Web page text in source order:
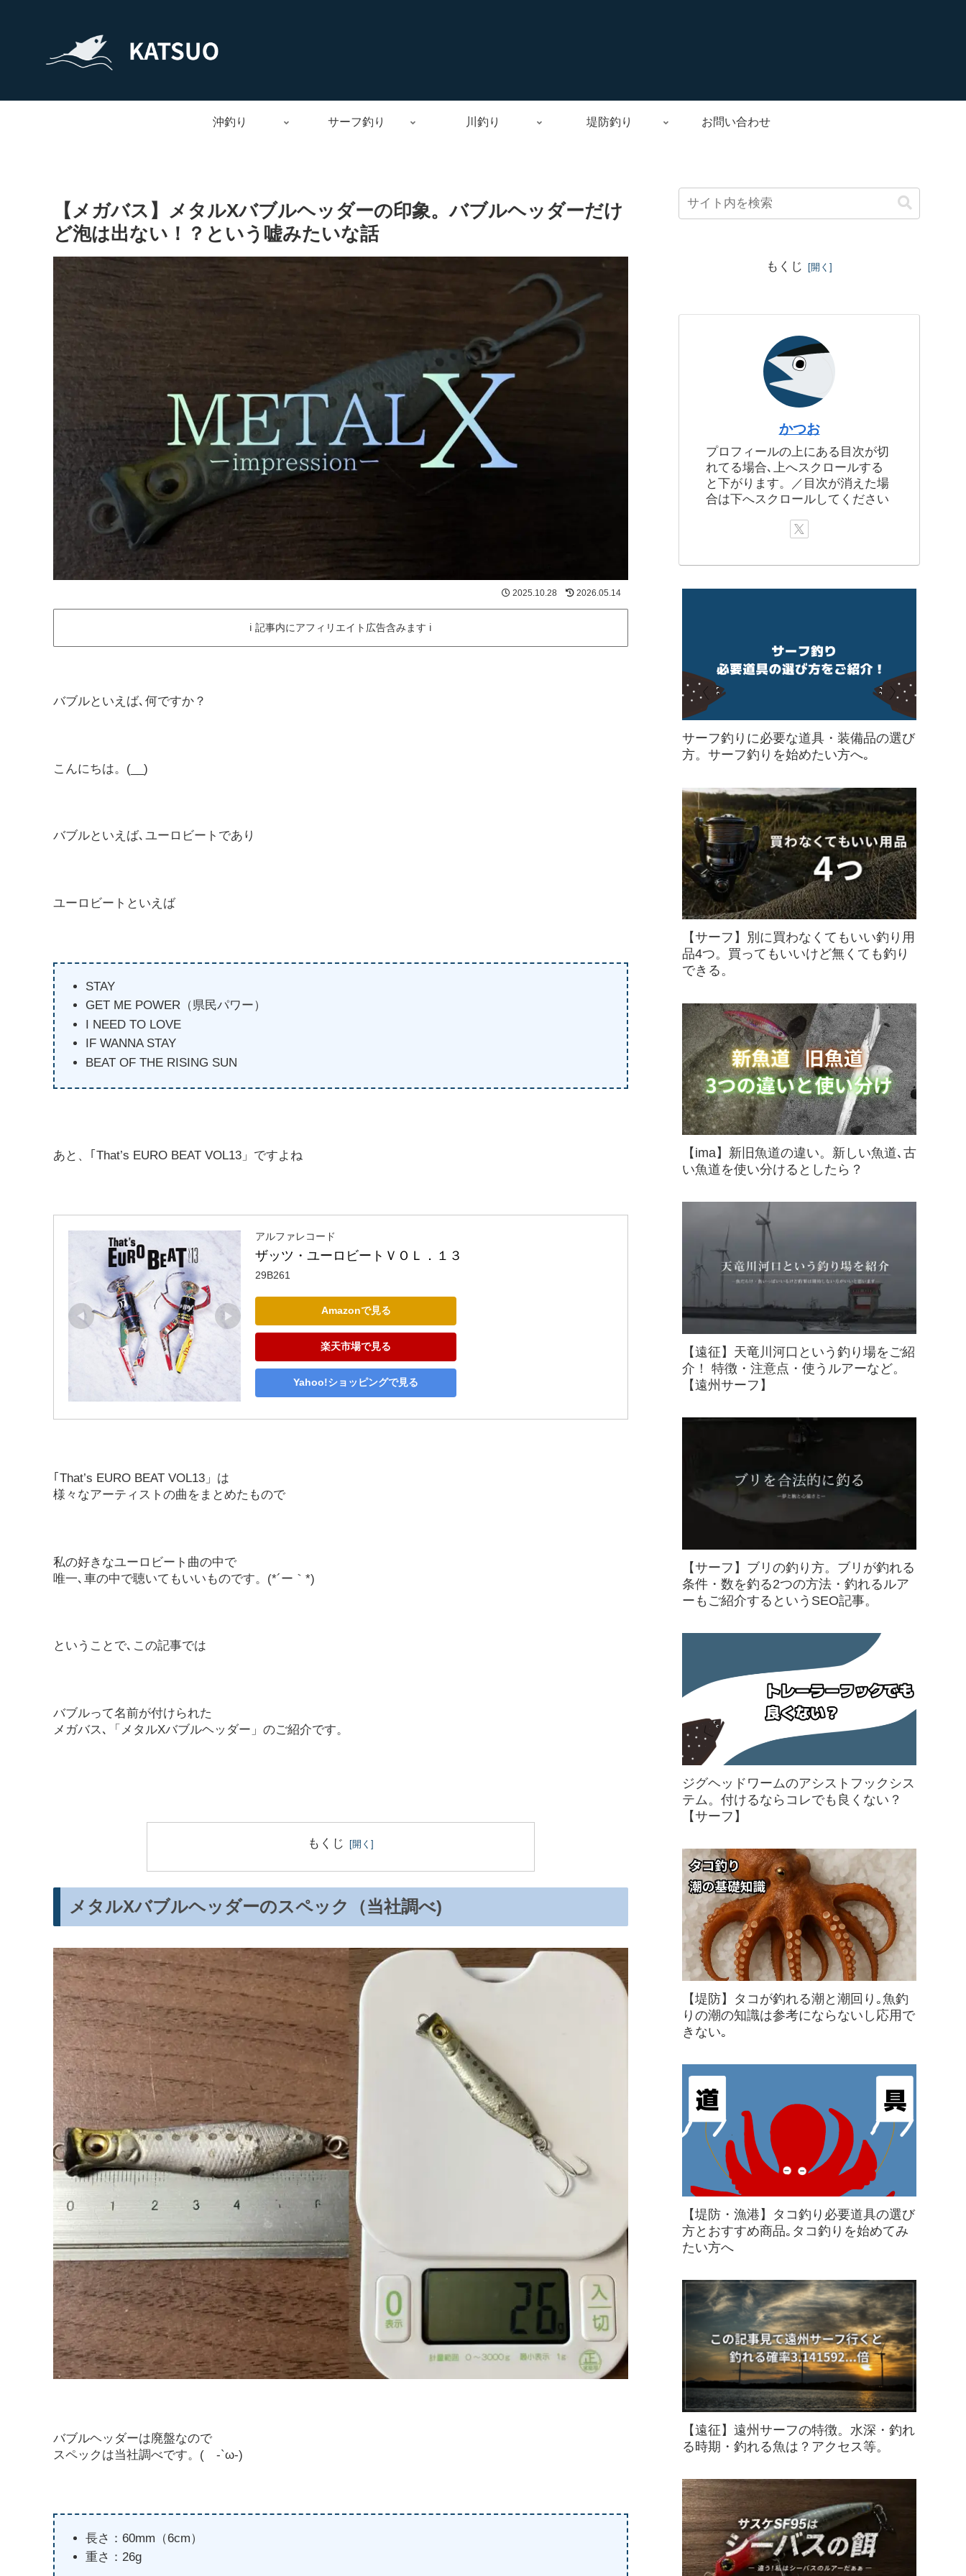
沖釣り サーフ釣り 川釣り 堤防釣り お問い合わせ
【メガバス】メタルXバブルヘッダーの印象。バブルヘッダーだけ
ど泡は出ない！？という嘘みたいな話
2025.10.28 2026.05.14
ℹ️ 記事内にアフィリエイト広告含みます ℹ️
バブルといえば､何ですか？
こんにちは。(__)
バブルといえば､ユーロビートであり
ユーロビートといえば
STAY
GET ME POWER（県民パワー）
I NEED TO LOVE
IF WANNA STAY
BEAT OF THE RISING SUN
あと、｢That’s EURO BEAT VOL13」ですよね
アルファレコード
ザッツ・ユーロビートＶＯＬ．１３
29B261
Amazonで見る
楽天市場で見る
Yahoo!ショッピングで見る
｢That’s EURO BEAT VOL13」は
様々なアーティストの曲をまとめたもので
私の好きなユーロビート曲の中で
唯一､車の中で聴いてもいいものです。(*´ー｀*)
ということで､この記事では
バブルって名前が付けられた
メガバス､「メタルXバブルヘッダー」のご紹介です。
もくじ
メタルXバブルヘッダーのスペック（当社調べ)
バブルヘッダーは廃盤なので
スペックは当社調べです。( -`ω-)
長さ：60mm（6cm）
重さ：26g
もくじ
かつお
プロフィールの上にある目次が切
れてる場合､上へスクロールする
と下がります。／目次が消えた場
合は下へスクロールしてください
サーフ釣りに必要な道具・装備品の選び
方。サーフ釣りを始めたい方へ｡
【サーフ】別に買わなくてもいい釣り用
品4つ。買ってもいいけど無くても釣り
できる。
【ima】新旧魚道の違い。新しい魚道､古
い魚道を使い分けるとしたら？
【遠征】天竜川河口という釣り場をご紹
介！ 特徴・注意点・使うルアーなど。
【遠州サーフ】
【サーフ】ブリの釣り方。ブリが釣れる
条件・数を釣る2つの方法・釣れるルア
ーもご紹介するというSEO記事。
ジグヘッドワームのアシストフックシス
テム。付けるならコレでも良くない？
【サーフ】
【堤防】タコが釣れる潮と潮回り｡魚釣
りの潮の知識は参考にならないし応用で
きない｡
【堤防・漁港】タコ釣り必要道具の選び
方とおすすめ商品｡タコ釣りを始めてみ
たい方へ
【遠征】遠州サーフの特徴。水深・釣れ
る時期・釣れる魚は？アクセス等。